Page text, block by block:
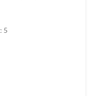
: 5